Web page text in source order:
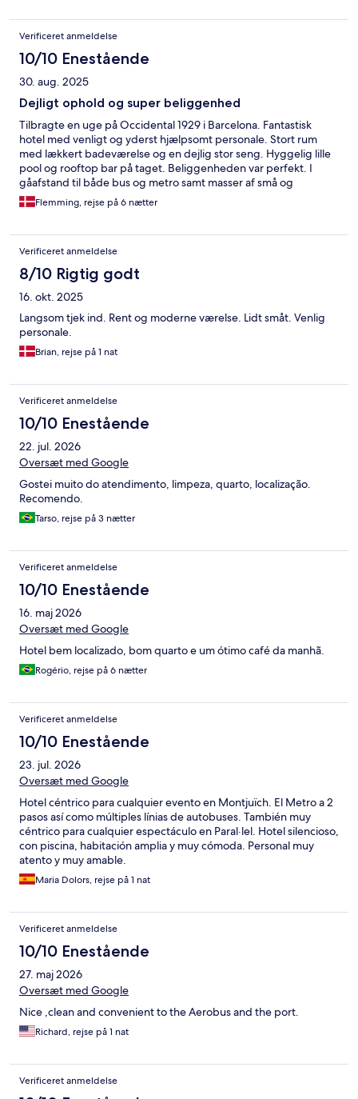
Verificeret anmeldelse
10/10 Enestående
30. aug. 2025
Dejligt ophold og super beliggenhed
Tilbragte en uge på Occidental 1929 i Barcelona. Fantastisk
hotel med venligt og yderst hjælpsomt personale. Stort rum
med lækkert badeværelse og en dejlig stor seng. Hyggelig lille
pool og rooftop bar på taget. Beliggenheden var perfekt. I
gåafstand til både bus og metro samt masser af små og
hyggelige lokale caféer og restauranter.
Flemming, rejse på 6 nætter
Verificeret anmeldelse
8/10 Rigtig godt
16. okt. 2025
Langsom tjek ind. Rent og moderne værelse. Lidt småt. Venlig
personale.
Brian, rejse på 1 nat
Verificeret anmeldelse
10/10 Enestående
22. jul. 2026
Oversæt med Google
Gostei muito do atendimento, limpeza, quarto, localização.
Recomendo.
Tarso, rejse på 3 nætter
Verificeret anmeldelse
10/10 Enestående
16. maj 2026
Oversæt med Google
Hotel bem localizado, bom quarto e um ótimo café da manhã.
Rogério, rejse på 6 nætter
Verificeret anmeldelse
10/10 Enestående
23. jul. 2026
Oversæt med Google
Hotel céntrico para cualquier evento en Montjuïch. El Metro a 2
pasos así como múltiples línias de autobuses. También muy
céntrico para cualquier espectáculo en Paral·lel. Hotel silencioso,
con piscina, habitación amplia y muy cómoda. Personal muy
atento y muy amable.
Maria Dolors, rejse på 1 nat
Verificeret anmeldelse
10/10 Enestående
27. maj 2026
Oversæt med Google
Nice ,clean and convenient to the Aerobus and the port.
Richard, rejse på 1 nat
Verificeret anmeldelse